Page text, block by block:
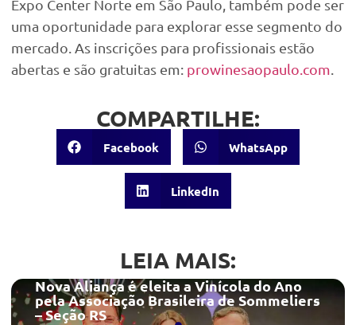
Expo Center Norte em São Paulo, também pode ser
uma oportunidade para explorar esse segmento do
mercado. As inscrições para profissionais estão
abertas e são gratuitas em: prowinesaopaulo.com
COMPARTILHE:
Facebook WhatsApp
LinkedIn
LEIA MAIS:
Nova Aliança é eleita a Vinícola do Ano
pela Associação Brasileira de Sommeliers
– Seção RS